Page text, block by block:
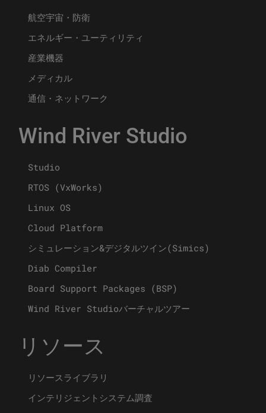
航空宇宙・防衛
エネルギー・ユーティリティ
産業機器
メディカル
通信・ネットワーク
Wind River Studio
Studio
RTOS (VxWorks)
Linux OS
Cloud Platform
シミュレーション&デジタルツイン(Simics)
Diab Compiler
Board Support Packages (BSP)
Wind River Studioバーチャルツアー
リソース
リソースライブラリ
インテリジェントシステム調査